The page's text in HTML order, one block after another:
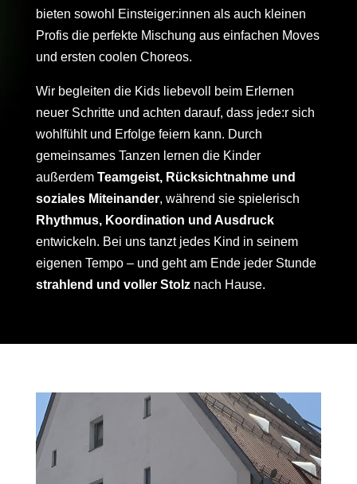
bieten sowohl Einsteiger:innen als auch kleinen
Profis die perfekte Mischung aus einfachen Moves
und ersten coolen Choreos.
Wir begleiten die Kids liebevoll beim Erlernen
neuer Schritte und achten darauf, dass jede:r sich
wohlfühlt und Erfolge feiern kann. Durch
gemeinsames Tanzen lernen die Kinder
außerdem Teamgeist, Rücksichtnahme und
soziales Miteinander, während sie spielerisch
Rhythmus, Koordination und Ausdruck
entwickeln. Bei uns tanzt jedes Kind in seinem
eigenen Tempo – und geht am Ende jeder Stunde
strahlend und voller Stolznach Hause.